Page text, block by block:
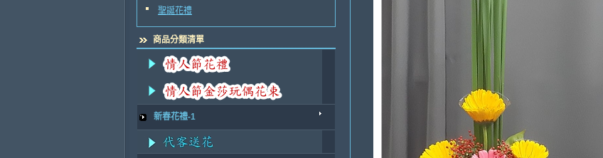
聖誕花禮
商品分類清單
新春花禮-1